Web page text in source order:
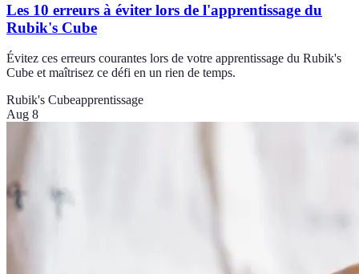
Les 10 erreurs à éviter lors de l'apprentissage du
Rubik's Cube
Évitez ces erreurs courantes lors de votre apprentissage du Rubik's
Cube et maîtrisez ce défi en un rien de temps.
Rubik's Cubeapprentissage
Aug 8